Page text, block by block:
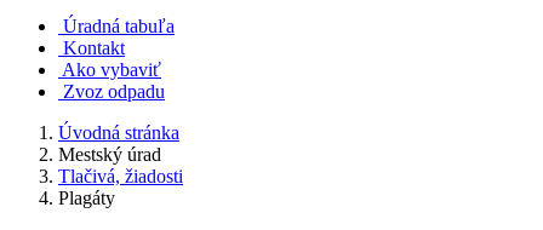
Úradná tabuľa
Kontakt
Ako vybaviť
Zvoz odpadu
Úvodná stránka
Mestský úrad
Tlačivá, žiadosti
Plagáty